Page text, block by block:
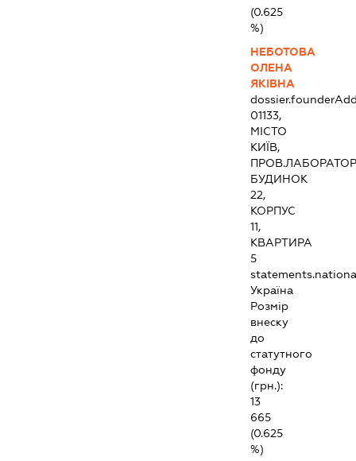
(0.625
%)
НЕБОТОВА
ОЛЕНА
ЯКІВНА
01133,
МІСТО
КИЇВ,
БУДИНОК
22,
КОРПУС
11,
КВАРТИРА
5
Україна
Розмір
внеску
до
статутного
фонду
(грн.):
13
665
(0.625
%)